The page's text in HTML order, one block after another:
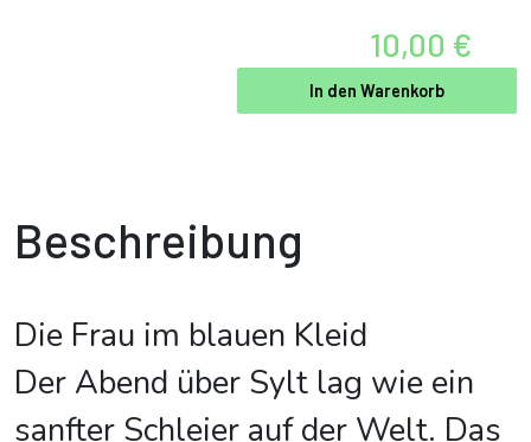
10,00 €
In den Warenkorb
Beschreibung
Die Frau im blauen Kleid
Der Abend über Sylt lag wie ein
sanfter Schleier auf der Welt. Das